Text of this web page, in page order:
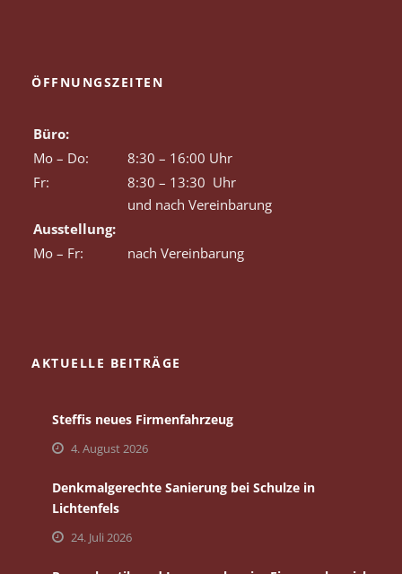
ÖFFNUNGSZEITEN
Büro:
Mo – Do:
8:30 – 16:00 Uhr
Fr:
8:30 – 13:30 Uhr
und nach Vereinbarung
Ausstellung:
Mo – Fr:
nach Vereinbarung
AKTUELLE BEITRÄGE
Steffis neues Firmenfahrzeug
4. August 2026
Denkmalgerechte Sanierung bei Schulze in
Lichtenfels
24. Juli 2026